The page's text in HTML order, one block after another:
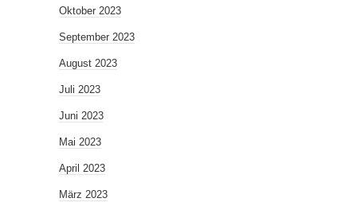
Oktober 2023
September 2023
August 2023
Juli 2023
Juni 2023
Mai 2023
April 2023
März 2023